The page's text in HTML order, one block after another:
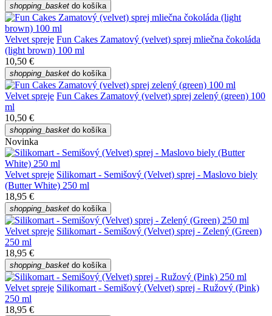
shopping_basket do košíka
Velvet spreje Fun Cakes Zamatový (velvet) sprej mliečna čokoláda
(light brown) 100 ml
10,50 €
shopping_basket do košíka
Velvet spreje Fun Cakes Zamatový (velvet) sprej zelený (green) 100
ml
10,50 €
shopping_basket do košíka
Novinka
Velvet spreje Silikomart - Semišový (Velvet) sprej - Maslovo biely
(Butter White) 250 ml
18,95 €
shopping_basket do košíka
Velvet spreje Silikomart - Semišový (Velvet) sprej - Zelený (Green)
250 ml
18,95 €
shopping_basket do košíka
Velvet spreje Silikomart - Semišový (Velvet) sprej - Ružový (Pink)
250 ml
18,95 €